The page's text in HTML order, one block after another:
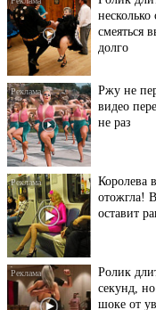
несколько
смеяться
Ржу не
видео
не раз
Королева
отожгла!
оставит
Ролик
секунд,
шоке от